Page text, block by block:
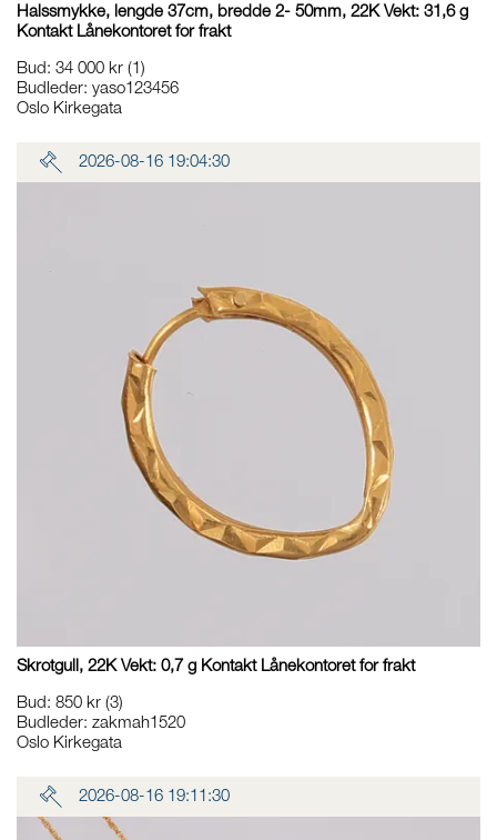
Halssmykke, lengde 37cm, bredde 2- 50mm, 22K Vekt: 31,6 g
Kontakt Lånekontoret for frakt
Bud: 34 000 kr (1)
Budleder: yaso123456
Oslo Kirkegata
2026-08-16 19:04:30
Skrotgull, 22K Vekt: 0,7 g Kontakt Lånekontoret for frakt
Bud: 850 kr (3)
Budleder: zakmah1520
Oslo Kirkegata
2026-08-16 19:11:30